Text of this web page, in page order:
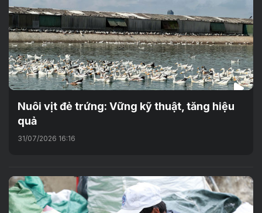
Nuôi vịt đẻ trứng: Vững kỹ thuật, tăng hiệu
quả
31/07/2026 16:16